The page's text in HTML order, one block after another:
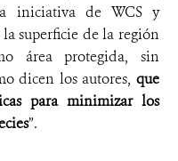
iniciativa de WCS y
superficie de la región
área protegida, sin
dicen los autores, que
para minimizar los
”.